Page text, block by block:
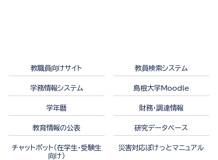
教職員向けサイト 教員検索システム
学務情報システム 島根大学Moodle
学年暦 財務・調達情報
教育情報の公表 研究データベース
チャットボット（在学生・受験生
向け）
災害対応ぽけっとマニュアル